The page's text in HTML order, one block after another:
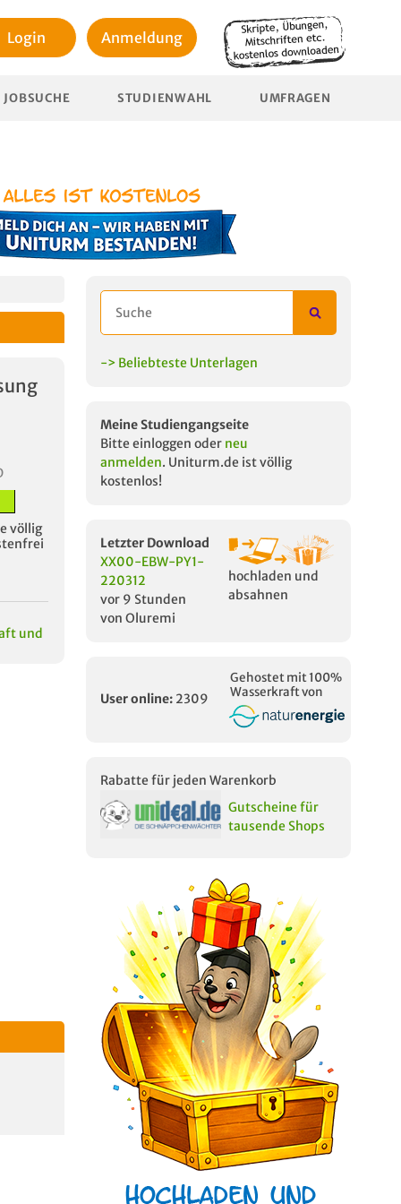
Login Anmeldung
JOBSUCHE STUDIENWAHL UMFRAGEN
völlig
und
-> Beliebteste Unterlagen
Meine Studiengangseite
Bitte einloggen oder neu
anmelden. Uniturm.de ist völlig
kostenlos!
Letzter Download
XX00-EBW-PY1-
220312
vor 9 Stunden
von Oluremi
hochladen und
absahnen
User online: 2309
Gehostet mit 100%
Wasserkraft von
Rabatte für jeden Warenkorb
Gutscheine für
tausende Shops